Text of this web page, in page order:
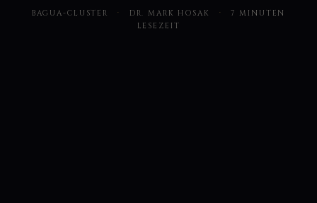
BAGUA-CLUSTER · DR. MARK HOSAK ·
7 MINUTEN
LESEZEIT